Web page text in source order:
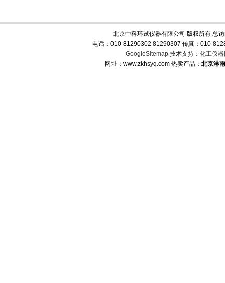
北京中科环试仪器有限公司 版权所有 总
电话：010-81290302 81290307 传真：010-
GoogleSitemap技术支持： 化工仪器
网址：www.zkhsyq.com 热卖产品： 北京淋